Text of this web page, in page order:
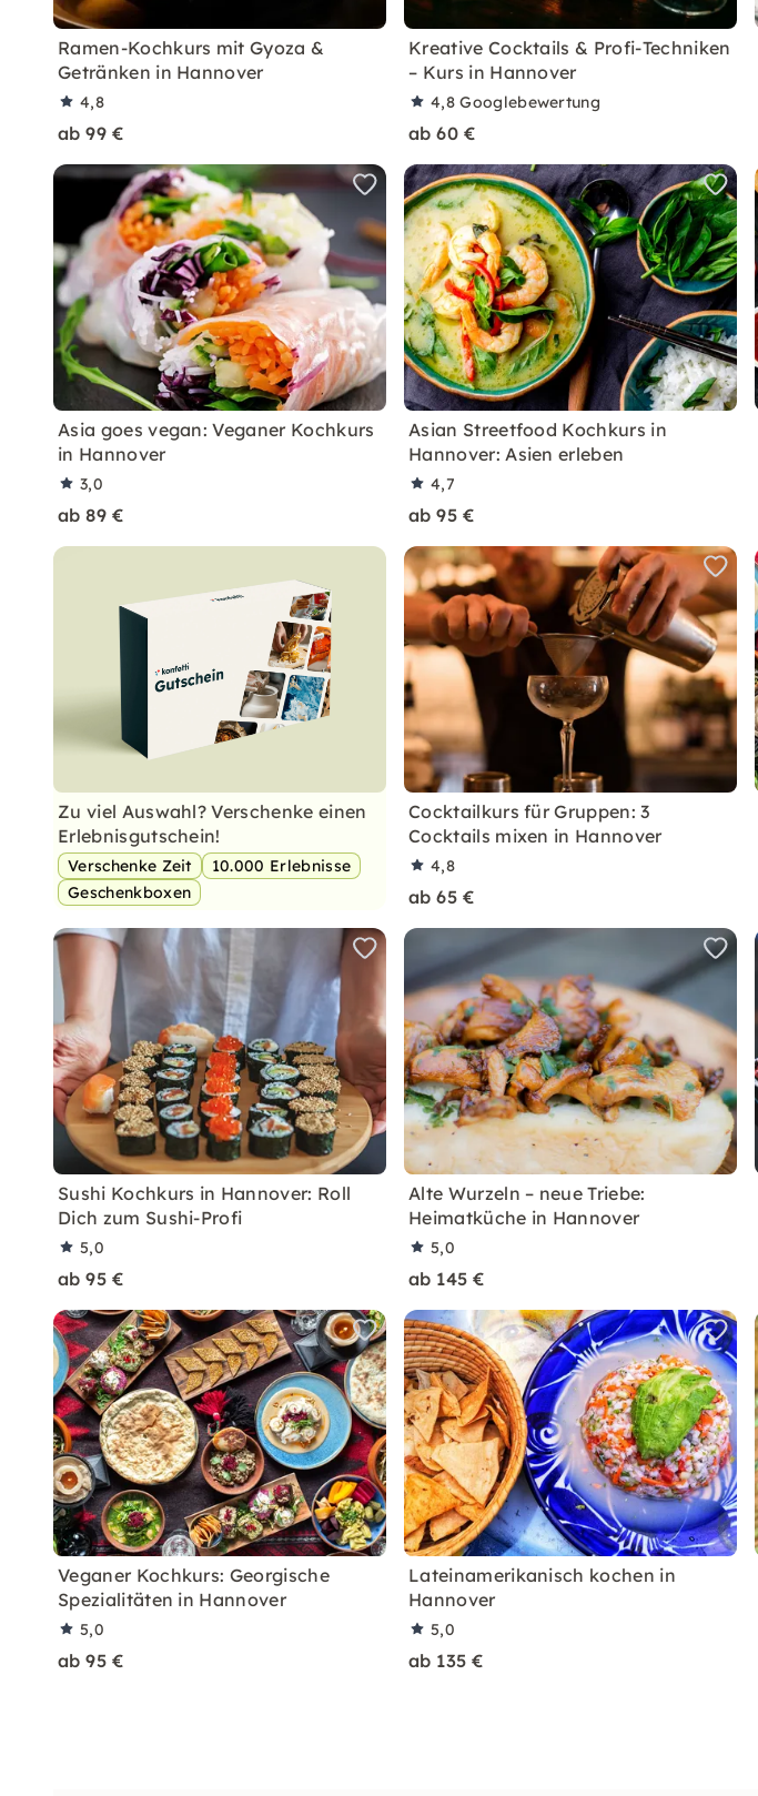
Ramen-Kochkurs mit Gyoza &
Getränken in Hannover
4,8
ab 99 €
Kreative Cocktails & Profi-Techniken
– Kurs in Hannover
4,8Googlebewertung
ab 60 €
Asia goes vegan: Veganer Kochkurs
in Hannover
3,0
ab 89 €
Asian Streetfood Kochkurs in
Hannover: Asien erleben
4,7
ab 95 €
Zu viel Auswahl? Verschenke einen
Erlebnisgutschein!
Verschenke Zeit
10.000 Erlebnisse
Geschenkboxen
Cocktailkurs für Gruppen: 3
Cocktails mixen in Hannover
4,8
ab 65 €
Sushi Kochkurs in Hannover: Roll
Dich zum Sushi-Profi
5,0
ab 95 €
Alte Wurzeln – neue Triebe:
Heimatküche in Hannover
5,0
ab 145 €
Veganer Kochkurs: Georgische
Spezialitäten in Hannover
5,0
ab 95 €
Lateinamerikanisch kochen in
Hannover
5,0
ab 135 €